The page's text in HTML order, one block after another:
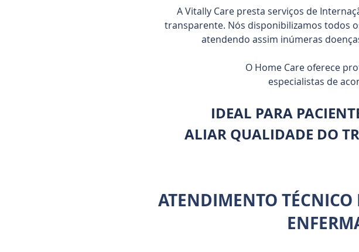
A Vitally Care presta serviços de
transparente. Nós disponibilizamos todos
atendendo assim inúmeras
O Home Care oferece
especialistas de
IDEAL PARA
ALIAR QUALIDADE DO
ATENDIMENTO TÉCNICO